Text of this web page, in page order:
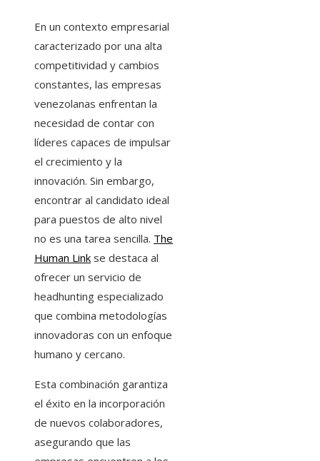
En un contexto empresarial
caracterizado por una alta
competitividad y cambios
constantes, las empresas
venezolanas enfrentan la
necesidad de contar con
líderes capaces de impulsar
el crecimiento y la
innovación. Sin embargo,
encontrar al candidato ideal
para puestos de alto nivel
no es una tarea sencilla. The
Human Link se destaca al
ofrecer un servicio de
headhunting especializado
que combina metodologías
innovadoras con un enfoque
humano y cercano.
Esta combinación garantiza
el éxito en la incorporación
de nuevos colaboradores,
asegurando que las